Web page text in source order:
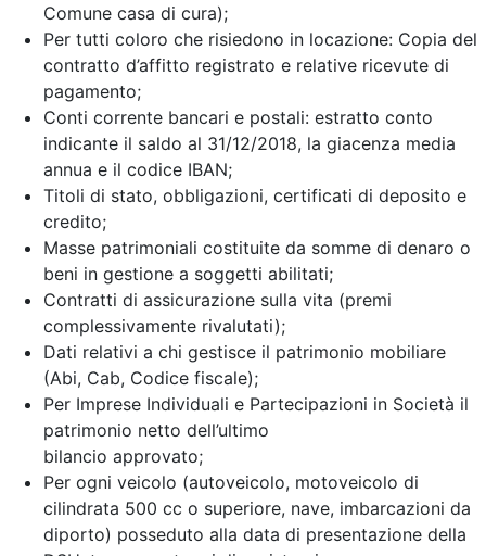
Comune casa di cura);
Per tutti coloro che risiedono in locazione: Copia del
contratto d’affitto registrato e relative ricevute di
pagamento;
Conti corrente bancari e postali: estratto conto
indicante il saldo al 31/12/2018, la giacenza media
annua e il codice IBAN;
Titoli di stato, obbligazioni, certificati di deposito e
credito;
Masse patrimoniali costituite da somme di denaro o
beni in gestione a soggetti abilitati;
Contratti di assicurazione sulla vita (premi
complessivamente rivalutati);
Dati relativi a chi gestisce il patrimonio mobiliare
(Abi, Cab, Codice fiscale);
Per Imprese Individuali e Partecipazioni in Società il
patrimonio netto dell’ultimo
bilancio approvato;
Per ogni veicolo (autoveicolo, motoveicolo di
cilindrata 500 cc o superiore, nave, imbarcazioni da
diporto) posseduto alla data di presentazione della